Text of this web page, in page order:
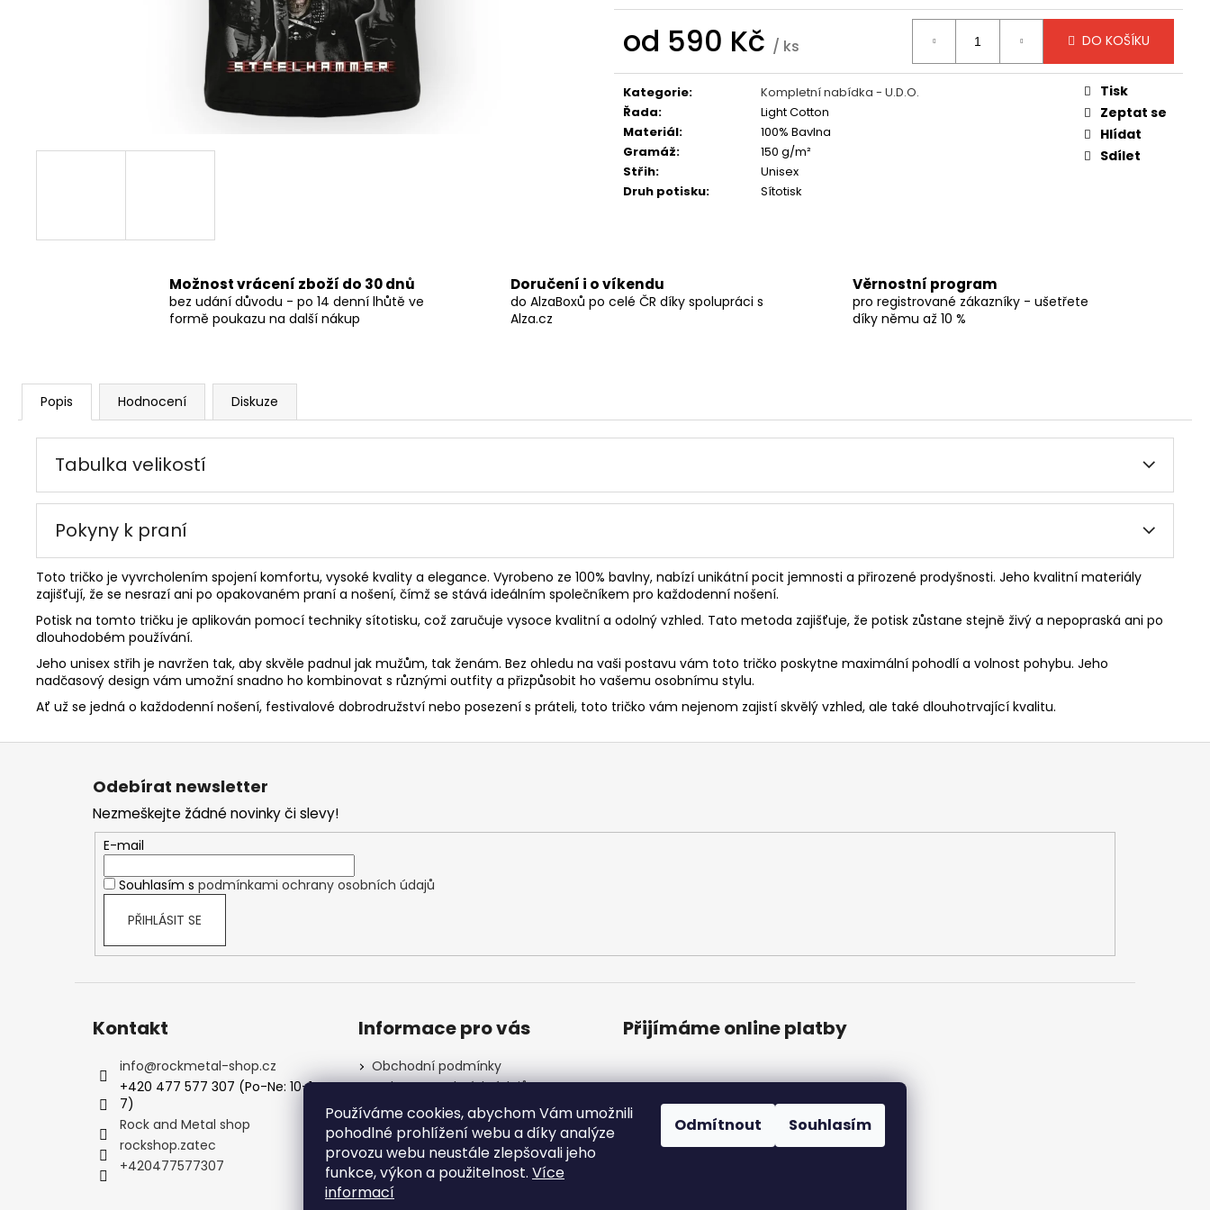
Používáme cookies, abychom Vám umožnili
pohodlné prohlížení webu a díky analýze
provozu webu neustále zlepšovali jeho
funkce, výkon a použitelnost. Více
informací
Odmítnout Souhlasím
od 590 Kč / ks
cena:
DO KOŠÍKU
Kategorie:
Kompletní nabídka - U.D.O.
Řada:
Light Cotton
Materiál:
100% Bavlna
Gramáž:
150 g/m²
Střih:
Unisex
Druh potisku: Sítotisk
Tisk
Zeptat se
Hlídat
Sdílet
Možnost vrácení zboží do 30 dnů
bez udání důvodu - po 14 denní lhůtě ve
formě poukazu na další nákup
Doručení i o víkendu
do AlzaBoxů po celé ČR díky spolupráci s
Alza.cz
Věrnostní program
pro registrované zákazníky - ušetřete
díky němu až 10 %
Popis Hodnocení Diskuze
Tabulka velikostí
Pokyny k praní
Toto tričko je vyvrcholením spojení komfortu, vysoké kvality a elegance. Vyrobeno ze 100% bavlny, nabízí unikátní pocit jemnosti a přirozené prodyšnosti. Jeho kvalitní materiály
zajišťují, že se nesrazí ani po opakovaném praní a nošení, čímž se stává ideálním společníkem pro každodenní nošení.
Potisk na tomto tričku je aplikován pomocí techniky sítotisku, což zaručuje vysoce kvalitní a odolný vzhled. Tato metoda zajišťuje, že potisk zůstane stejně živý a nepopraská ani po
dlouhodobém používání.
Jeho unisex střih je navržen tak, aby skvěle padnul jak mužům, tak ženám. Bez ohledu na vaši postavu vám toto tričko poskytne maximální pohodlí a volnost pohybu. Jeho
nadčasový design vám umožní snadno ho kombinovat s různými outfity a přizpůsobit ho vašemu osobnímu stylu.
Ať už se jedná o každodenní nošení, festivalové dobrodružství nebo posezení s práteli, toto tričko vám nejenom zajistí skvělý vzhled, ale také dlouhotrvající kvalitu.
590 Kč
490 Kč
Z
Odebírat newsletter
Nezmeškejte žádné novinky či slevy!
E-mail
Souhlasím s podmínkami ochrany osobních údajů
PŘIHLÁSIT SE
Kontakt
info@rockmetal-shop.cz
+420 477 577 307 (Po-Ne: 10-1
7)
Rock and Metal shop
rockshop.zatec
+420477577307
Informace pro vás
Obchodní podmínky
Ochrana osobních údajů
Podmínky věrnostního programu
Kalendář akcí
FAQ - Nejčastější dotazy
Kontakty
Přijímáme online platby